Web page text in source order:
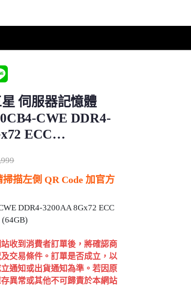
CWE DDR4-
ECC
描左側 QR Code 加官方
DDR4-3200AA 8Gx72 ECC
收到消費者訂單後，將確認商
交易條件。訂單是否成立，以
通知或出貨通知為準。若因原
異常或其他不可歸責於本網站